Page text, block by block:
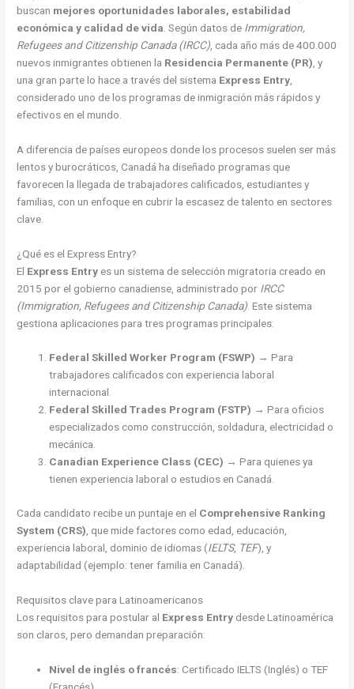
buscan mejores oportunidades laborales, estabilidad
económica y calidad de vida . Según datos de Immigration,
Refugees and Citizenship Canada (IRCC) , cada año más de 400.000
nuevos inmigrantes obtienen la Residencia Permanente (PR) , y
una gran parte lo hace a través del sistema Express Entry
considerado uno de los programas de inmigración más rápidos y
efectivos en el mundo.
A diferencia de países europeos donde los procesos suelen ser más
lentos y burocráticos, Canadá ha diseñado programas que
favorecen la llegada de trabajadores calificados, estudiantes y
familias, con un enfoque en cubrir la escasez de talento en sectores
clave.
¿Qué es el Express Entry?
El Express Entry es un sistema de selección migratoria creado en
2015 por el gobierno canadiense, administrado por IRCC
(Immigration, Refugees and Citizenship Canada) . Este sistema
gestiona aplicaciones para tres programas principales:
Federal Skilled Worker Program (FSWP) → Para
trabajadores calificados con experiencia laboral
internacional.
Federal Skilled Trades Program (FSTP) → Para oficios
especializados como construcción, soldadura, electricidad o
mecánica.
Canadian Experience Class (CEC) → Para quienes ya
tienen experiencia laboral o estudios en Canadá.
Cada candidato recibe un puntaje en el Comprehensive Ranking
System (CRS) , que mide factores como edad, educación,
experiencia laboral, dominio de idiomas (IELTS, TEF), y
adaptabilidad (ejemplo: tener familia en Canadá).
Requisitos clave para Latinoamericanos
Los requisitos para postular al Express Entry desde Latinoamérica
son claros, pero demandan preparación:
Nivel de inglés o francés: Certificado IELTS (Inglés) o TEF
(Francés).